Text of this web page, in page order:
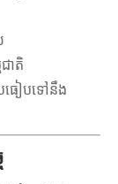
ាតិ
ធៀបទៅនឹង